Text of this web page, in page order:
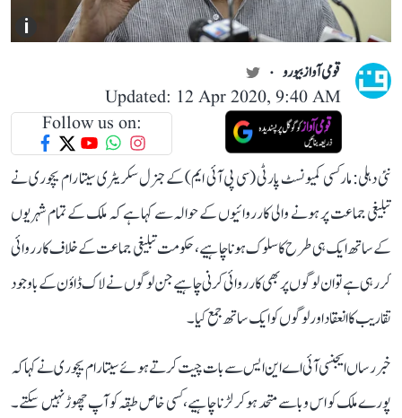
i
قومی آواز بیورو
Updated: 12 Apr 2020, 9:40 AM
Follow us on:
نئی دہلی: مارکسی کمیونسٹ پارٹی (سی پی آئی ایم) کے جنرل سکریٹری سیتا رام یچوری نے
تبلیغی جماعت پر ہونے والی کارروائیوں کے حوالہ سے کہا ہے کہ ملک کے تمام شہریوں
کے ساتھ ایک ہی طرح کا سلوک ہونا چاہیے، حکومت تبلیغی جماعت کے خلاف کارروائی
کر رہی ہے تو ان لوگوں پر بھی کارروائی کرنی چاہیے جن لوگوں نے لاک ڈاؤن کے باوجود
تقاریب کا انعقاد اور لوگوں کو ایک ساتھ جمع کیا۔
خبر رساں ایجنسی آئی اے این ایس سے بات چیت کرتے ہوئے سیتارام یچوری نے کہا کہ
پورے ملک کو اس وبا سے متحد ہو کر لڑنا چاہیے، کسی خاص طبقہ کو آپ چھوڑ نہیں سکتے۔